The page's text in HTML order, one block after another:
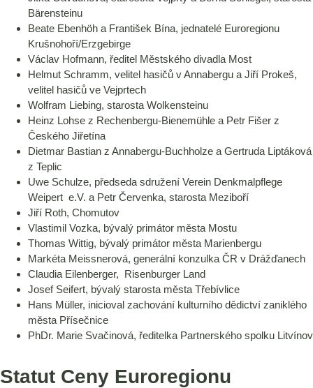
Bärensteinu
Beate Ebenhöh a František Bína, jednatelé Euroregionu
Krušnohoří/Erzgebirge
Václav Hofmann, ředitel Městského divadla Most
Helmut Schramm, velitel hasičů v Annabergu a Jiří Prokeš,
velitel hasičů ve Vejprtech
Wolfram Liebing, starosta Wolkensteinu
Heinz Lohse z Rechenbergu-Bienemühle a Petr Fišer z
Českého Jiřetína
Dietmar Bastian z Annabergu-Buchholze a Gertruda Liptáková
z Teplic
Uwe Schulze, předseda sdružení Verein Denkmalpflege
Weipert e.V. a Petr Červenka, starosta Meziboří
Jiří Roth, Chomutov
Vlastimil Vozka, bývalý primátor města Mostu
Thomas Wittig, bývalý primátor města Marienbergu
Markéta Meissnerová, generální konzulka ČR v Drážďanech
Claudia Eilenberger, Risenburger Land
Josef Seifert, bývalý starosta města Třebívlice
Hans Müller, inicioval zachování kulturního dědictví zaniklého
města Přísečnice
PhDr. Marie Svačinová, ředitelka Partnerského spolku Litvínov
Statut Ceny Euroregionu